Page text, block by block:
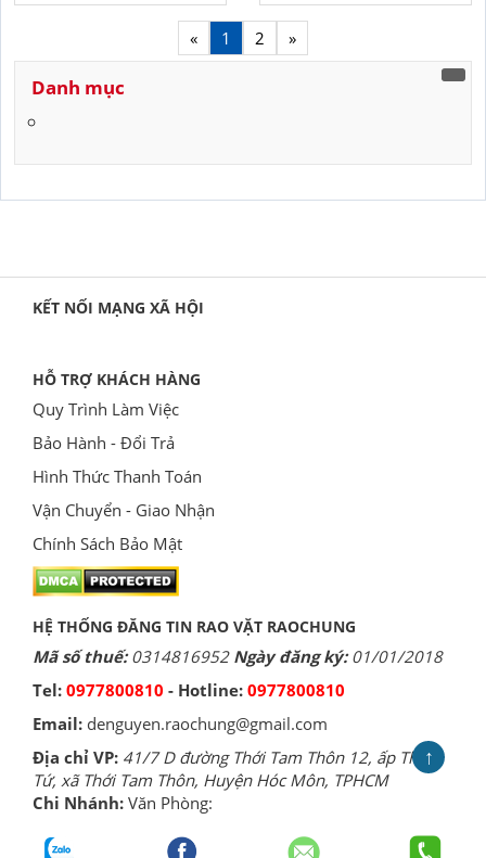
« 1 2 »
Danh mục
KẾT NỐI MẠNG XÃ HỘI
HỖ TRỢ KHÁCH HÀNG
Quy Trình Làm Việc
Bảo Hành - Đổi Trả
Hình Thức Thanh Toán
Vận Chuyển - Giao Nhận
Chính Sách Bảo Mật
HỆ THỐNG ĐĂNG TIN RAO VẶT RAOCHUNG
Mã số thuế:0314816952Ngày đăng ký:01/01/2018
Tel: 0977800810 - Hotline: 0977800810
Email: denguyen.raochung@gmail.com
Địa chỉ VP: 41/7 D đường Thới Tam Thôn 12, ấp Thới
Tứ, xã Thới Tam Thôn, Huyện Hóc Môn, TPHCM
Chi Nhánh: Văn Phòng:
↑